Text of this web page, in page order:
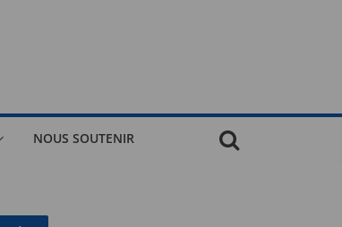
NOUS SOUTENIR